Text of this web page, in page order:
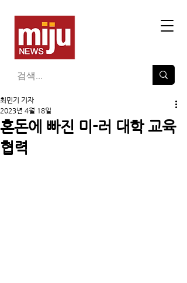
혼돈에 빠진 미-러 대학 교육
협력
최민기 기자
2023년 4월 18일